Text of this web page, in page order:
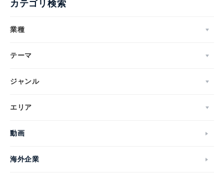
カテゴリ検索
業種
テーマ
ジャンル
エリア
動画
海外企業